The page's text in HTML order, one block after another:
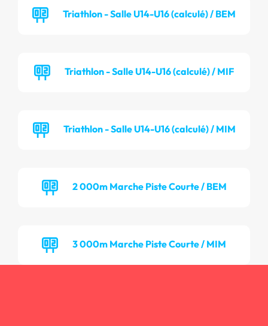
Triathlon - Salle U14-U16 (calculé) / BEM
Triathlon - Salle U14-U16 (calculé) / MIF
Triathlon - Salle U14-U16 (calculé) / MIM
2 000m Marche Piste Courte / BEM
3 000m Marche Piste Courte / MIM